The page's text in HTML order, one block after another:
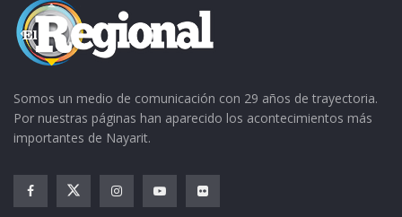
Somos un medio de comunicación con 29 años de trayectoria.
Por nuestras páginas han aparecido los acontecimientos más
importantes de Nayarit.